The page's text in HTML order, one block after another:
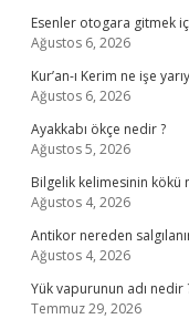
Esenler otogara gitmek
Ağustos 6, 2026
Kur’an-ı Kerim ne işe
Ağustos 6, 2026
Ayakkabı ökçe nedir ?
Ağustos 5, 2026
Bilgelik kelimesinin kökü
Ağustos 4, 2026
Antikor nereden
Ağustos 4, 2026
Yük vapurunun adı nedir
Temmuz 29, 2026